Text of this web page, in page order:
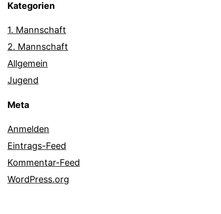
Kategorien
1. Mannschaft
2. Mannschaft
Allgemein
Jugend
Meta
Anmelden
Eintrags-Feed
Kommentar-Feed
WordPress.org